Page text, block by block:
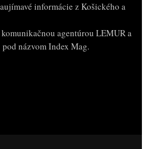
informácie z Košického a
agentúrou LEMUR a
názvom Index Mag.